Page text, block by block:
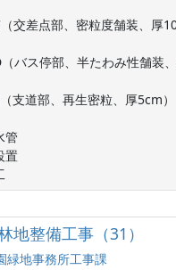
（交差点部、密粒度舗装、
バス停部、半たわみ性舗装
E（支道部、再生密粒
管　　　　　　　　　　　　
置　　　　　　　　　　　　
　　　　　　　　　　　　　
地整備工事（31）
緑地事務所工事課